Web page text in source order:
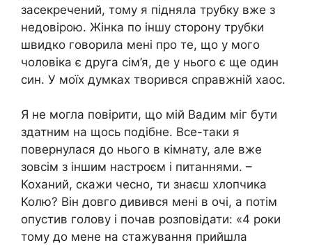
засекречений, тому я підняла трубку вже з
недовірою. Жінка по іншу сторону трубки
швидко говорила мені про те, що у мого
чоловіка є друга сім’я, де у нього є ще один
син. У моїх думках творився справжній хаос.
Я не могла повірити, що мій Вадим міг бути
здатним на щось подібне. Все-таки я
повернулася до нього в кімнату, але вже
зовсім з іншим настроєм і питаннями. –
Коханий, скажи чесно, ти знаєш хлопчика
Колю? Він довго дивився мені в очі, а потім
опустив голову і почав розповідати: «4 роки
тому до мене на стажування прийшла